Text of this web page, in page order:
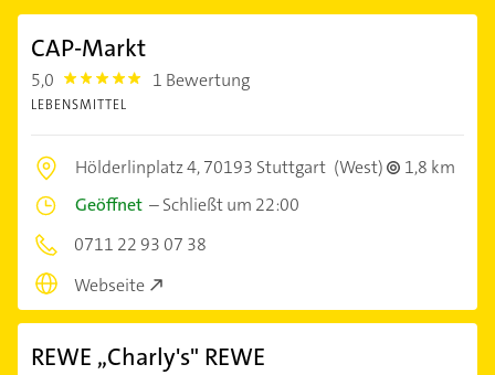
CAP-Markt
5,0 5.0 1 Bewertung
LEBENSMITTEL
Hölderlinplatz 4,70193 Stuttgart (West)
1,8 km
Geöffnet –Schließt um 22:00
0711 22 93 07 38
Webseite
REWE ,,Charly's" REWE